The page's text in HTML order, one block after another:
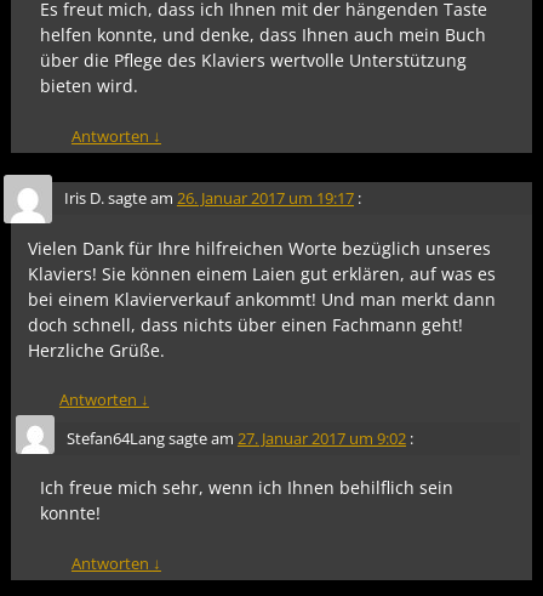
Es freut mich, dass ich Ihnen mit der hängenden Taste
helfen konnte, und denke, dass Ihnen auch mein Buch
über die Pflege des Klaviers wertvolle Unterstützung
bieten wird.
Antworten ↓
Iris D.sagte am 26. Januar 2017 um 19:17 :
Vielen Dank für Ihre hilfreichen Worte bezüglich unseres
Klaviers! Sie können einem Laien gut erklären, auf was es
bei einem Klavierverkauf ankommt! Und man merkt dann
doch schnell, dass nichts über einen Fachmann geht!
Herzliche Grüße.
Antworten ↓
Stefan64Langsagte am 27. Januar 2017 um 9:02 :
Ich freue mich sehr, wenn ich Ihnen behilflich sein
konnte!
Antworten ↓